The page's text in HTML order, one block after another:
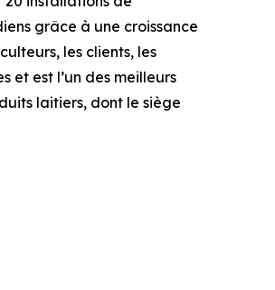
grâce à une croissance
les clients, les
et est l’un des meilleurs
laitiers, dont le siège